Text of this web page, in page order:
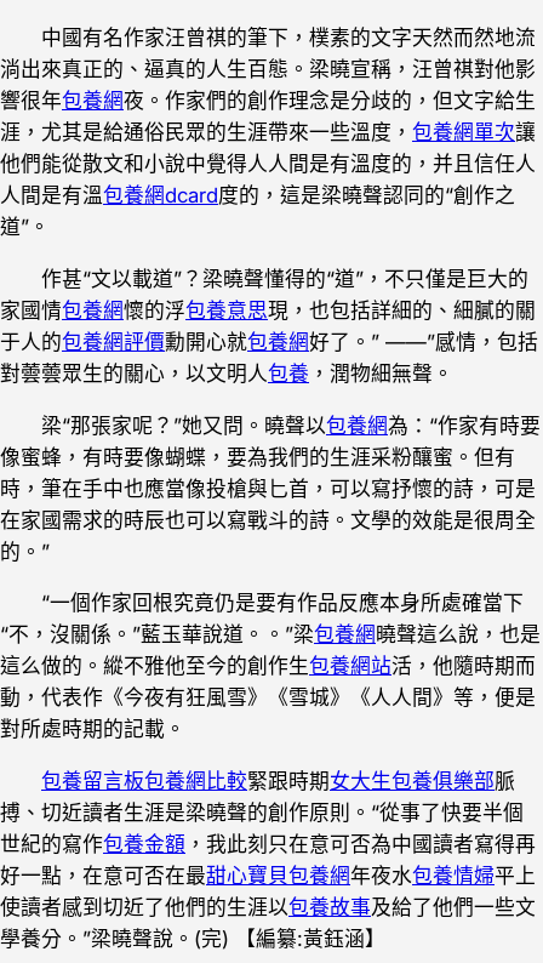
中國有名作家汪曾祺的筆下，樸素的文字天然而然地流
淌出來真正的、逼真的人生百態。梁曉宣稱，汪曾祺對他影
響很年包養網夜。作家們的創作理念是分歧的，但文字給生
涯，尤其是給通俗民眾的生涯帶來一些溫度， 包養網單次讓
他們能從散文和小說中覺得人人間是有溫度的，并且信任人
人間是有溫包養網dcard度的，這是梁曉聲認同的“創作之
道”。
作甚“文以載道”？梁曉聲懂得的“道”，不只僅是巨大的
家國情包養網懷的浮包養意思現，也包括詳細的、細膩的關
于人的包養網評價勳開心就包養網好了。” ——”感情，包括
對蕓蕓眾生的關心，以文明人包養 ，潤物細無聲。
梁“那張家呢？”她又問。曉聲以包養網為：“作家有時要
像蜜蜂，有時要像蝴蝶，要為我們的生涯采粉釀蜜。但有
時，筆在手中也應當像投槍與匕首，可以寫抒懷的詩，可是
在家國需求的時辰也可以寫戰斗的詩。文學的效能是很周全
的。”
“一個作家回根究竟仍是要有作品反應本身所處確當下
“不，沒關係。”藍玉華說道。。”梁包養網曉聲這么說，也是
這么做的。縱不雅他至今的創作生包養網站活，他隨時期而
動，代表作《今夜有狂風雪》《雪城》《人人間》等，便是
對所處時期的記載。
包養留言板包養網比較緊跟時期女大生包養俱樂部脈
搏、切近讀者生涯是梁曉聲的創作原則。“從事了快要半個
世紀的寫作包養金額 ，我此刻只在意可否為中國讀者寫得再
好一點，在意可否在最甜心寶貝包養網年夜水包養情婦平上
使讀者感到切近了他們的生涯以包養故事及給了他們一些文
學養分。”梁曉聲說。(完) 【編纂:黃鈺涵】